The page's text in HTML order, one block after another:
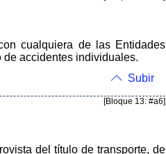
cualquiera de las Entidades
de accidentes individuales.
Subir
[Bloque 13: #a6]
del título de transporte, de